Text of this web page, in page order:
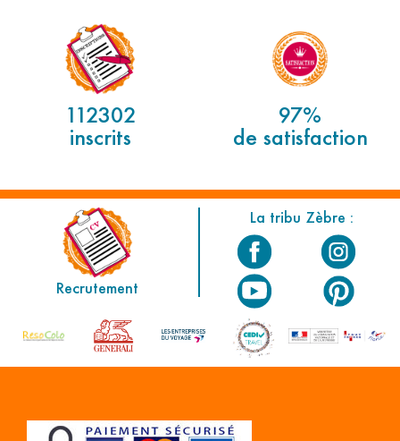
112302
inscrits
97%
de satisfaction
Recrutement
La tribu Zèbre :